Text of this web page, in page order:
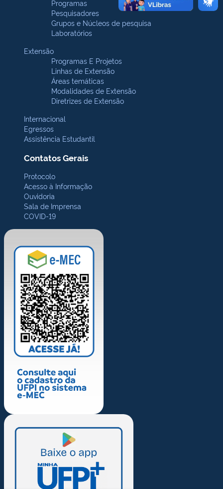
Programas
Pesquisadores
Grupos e Núcleos de pesquisa
Laboratórios
Extensão
Programas E Projetos
Linhas de Extensão
Áreas temáticas
Modalidades de Extensão
Diretrizes de Extensão
Internacional
Egressos
Assistência Estudantil
Contatos Gerais
Protocolo
Acesso à Informação
Ouvidoria
Sala de Imprensa
COVID-19